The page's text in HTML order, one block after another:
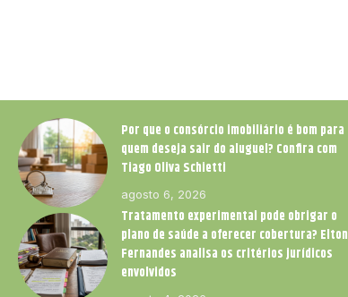
Por que o consórcio imobiliário é bom para
quem deseja sair do aluguel? Confira com
Tiago Oliva Schietti
agosto 6, 2026
Tratamento experimental pode obrigar o
plano de saúde a oferecer cobertura? Elton
Fernandes analisa os critérios jurídicos
envolvidos